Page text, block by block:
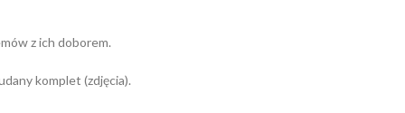
z ich doborem.
komplet (zdjęcia).